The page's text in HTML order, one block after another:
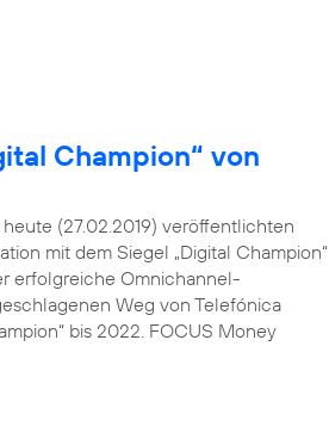
Champion“ von
(27.02.2019) veröffentlichten
mit dem Siegel „Digital Champion“
erfolgreiche Omnichannel-
Weg von Telefónica
bis 2022. FOCUS Money